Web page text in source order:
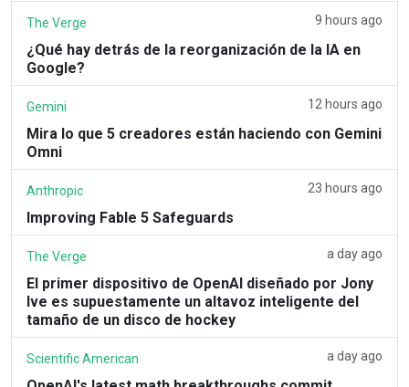
The Verge 9 hours ago
¿Qué hay detrás de la reorganización de la IA en
Google?
Gemini 12 hours ago
Mira lo que 5 creadores están haciendo con Gemini
Omni
Anthropic 23 hours ago
Improving Fable 5 Safeguards
The Verge a day ago
El primer dispositivo de OpenAI diseñado por Jony
Ive es supuestamente un altavoz inteligente del
tamaño de un disco de hockey
Scientific American a day ago